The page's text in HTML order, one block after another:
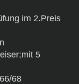
im 2.Preis
5
68